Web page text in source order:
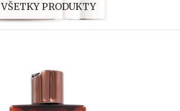
VŠETKY PRODUKTY